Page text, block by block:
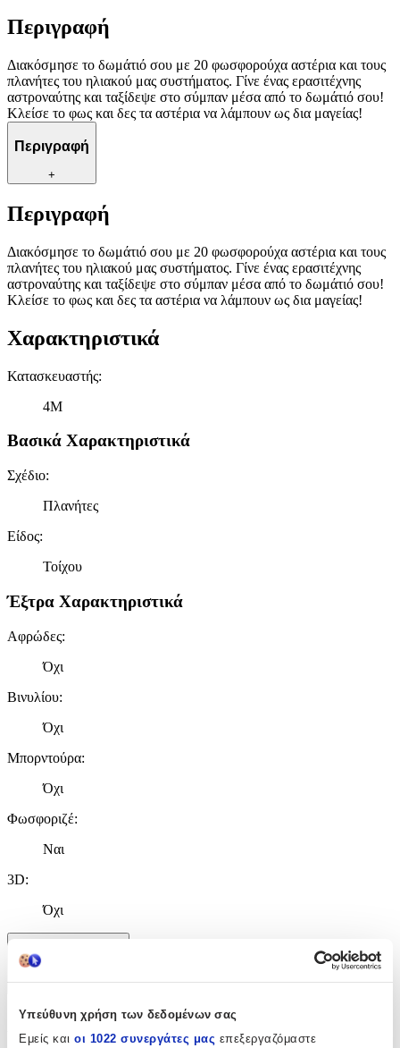
Υπεύθυνη χρήση των δεδομένων σας
Εμείς και οι 1022 συνεργάτες μας επεξεργαζόμαστε
Περιγραφή
Διακόσμησε το δωμάτιό σου με 20 φωσφορούχα αστέρια και τους
πλανήτες του ηλιακού μας συστήματος. Γίνε ένας ερασιτέχνης
αστροναύτης και ταξίδεψε στο σύμπαν μέσα από το δωμάτιό σου!
Κλείσε το φως και δες τα αστέρια να λάμπουν ως δια μαγείας!
Περιγραφή
+
Περιγραφή
Διακόσμησε το δωμάτιό σου με 20 φωσφορούχα αστέρια και τους
πλανήτες του ηλιακού μας συστήματος. Γίνε ένας ερασιτέχνης
αστροναύτης και ταξίδεψε στο σύμπαν μέσα από το δωμάτιό σου!
Κλείσε το φως και δες τα αστέρια να λάμπουν ως δια μαγείας!
Χαρακτηριστικά
Κατασκευαστής:
4M
Βασικά Χαρακτηριστικά
Σχέδιο:
Πλανήτες
Είδος:
Τοίχου
Έξτρα Χαρακτηριστικά
Αφρώδες:
Όχι
Βινυλίου:
Όχι
Μπορντούρα:
Όχι
Φωσφοριζέ:
Ναι
3D:
Όχι
Χαρακτηριστικά
+
Χαρακτηριστικά